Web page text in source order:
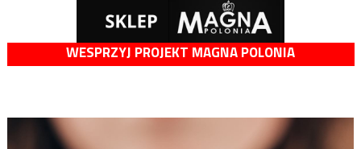
WESPRZYJ PROJEKT MAGNA POLONIA